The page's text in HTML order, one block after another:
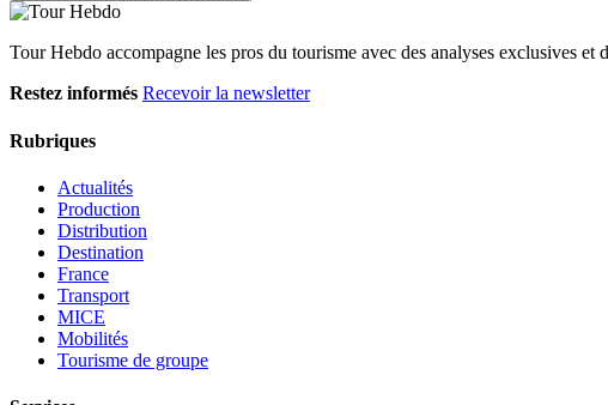
Tour Hebdo accompagne les pros du tourisme avec des analyses exclusives et
Restez informés Recevoir la newsletter
Rubriques
Actualités
Production
Distribution
Destination
France
Transport
MICE
Mobilités
Tourisme de groupe